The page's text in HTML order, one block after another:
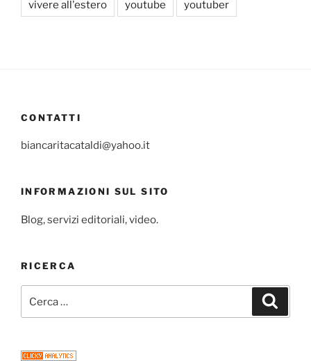
vivere all'estero youtube youtuber
CONTATTI
biancaritacataldi@yahoo.it
INFORMAZIONI SUL SITO
Blog, servizi editoriali, video.
RICERCA